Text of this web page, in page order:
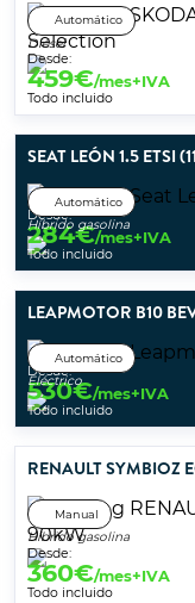
Automático
Diésel
Desde:
459€/mes+IVA
Todo incluido
SEAT LEÓN 1.5 ETSI
Automático
Híbrido gasolina
Desde:
284€/mes+IVA
Todo incluido
LEAPMOTOR B10
Automático
Eléctrico
Desde:
530€/mes+IVA
Todo incluido
RENAULT SYMBIOZ
Manual
Híbrido gasolina
Desde:
360€/mes+IVA
Todo incluido